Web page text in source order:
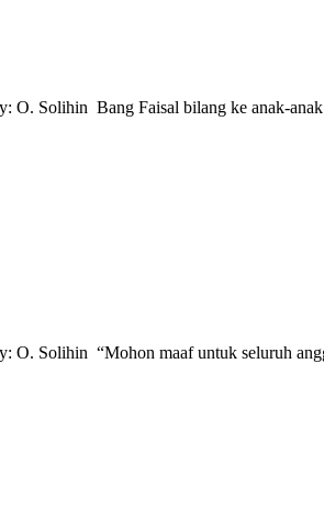
O. Solihin Bang Faisal bilang ke anak-
O. Solihin “Mohon maaf untuk seluruh